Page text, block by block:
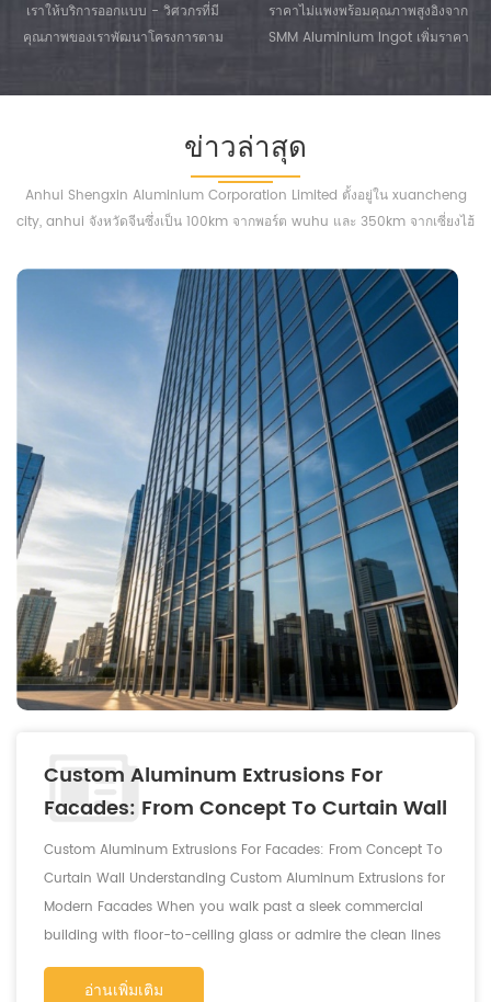
คุณภาพของเรา 2. อิงตามเป้าหมาย
ของเรา -...
เราให้บริการออกแบบ - วิศวกรที่มี
คุณภาพของเราพัฒนาโครงการตาม
มาตรฐานในประเทศและระหว่าง
ทันสมัยเพื่อระบุและเพิ่มประสิทธิภาพ
ในช่วงการออกแบบของโครงการ
วิศวกรก่อสร้างของเราจะหาทางออกที่
ก่อสร้างและ...
ราคาไม่แพงพร้อมคุณภาพสูงอิงจาก
SMM Aluminium Ingot เพิ่มราคา
ข่าวล่าสุด
Anhui Shengxin Aluminium Corporation Limited ตั้งอยู่ใน xuancheng
city, anhui จังหวัดจีนซึ่งเป็น 100km จากพอร์ต wuhu และ 350km จากเซี่ยงไฮ้
Custom Aluminum Extrusions For
Facades: From Concept To Curtain Wall
Custom Aluminum Extrusions For Facades: From Concept To
Curtain Wall Understanding Custom Aluminum Extrusions for
Modern Facades When you walk past a sleek commercial
building with floor-to-ceiling glass or admire the clean lines
of a modern curtain ...
อ่านเพิ่มเติม